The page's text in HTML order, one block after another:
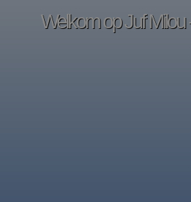
Welkom op Juf Milou